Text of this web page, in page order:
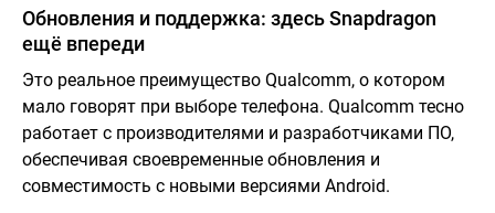
Обновления и поддержка: здесь Snapdragon
ещё впереди
Это реальное преимущество Qualcomm, о котором
мало говорят при выборе телефона. Qualcomm тесно
работает с производителями и разработчиками ПО,
обеспечивая своевременные обновления и
совместимость с новыми версиями Android.